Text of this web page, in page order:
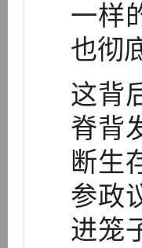
一样
也彻
这背
脊背
断生
参政
进笼